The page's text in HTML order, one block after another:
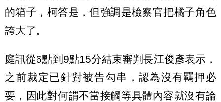
的箱子，柯答是，但強調是檢察官把橘子角色
誇大了。
庭訊從6點到9點15分結束審判長江俊彥表示，
之前裁定已針對被告勾串，認為沒有羈押必
要，因此對何謂不當接觸等具體內容就沒有論